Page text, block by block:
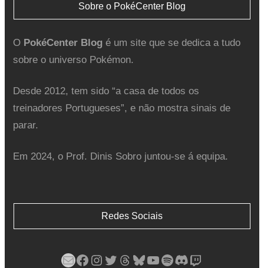
Sobre o PokéCenter Blog
O PokéCenter Blogé um site que se dedica a tudo
sobre o universo Pokémon.
Desde 2012, tem sido “a casa de todos os
treinadores Portugueses”, e não mostra sinais de
parar.
Em 2024, o Prof. Dinis Sobro juntou-se á equipa.
Redes Sociais
Mail Facebook Instagram Twitter Threads Bluesky YouTube Spotify Discord Twitch